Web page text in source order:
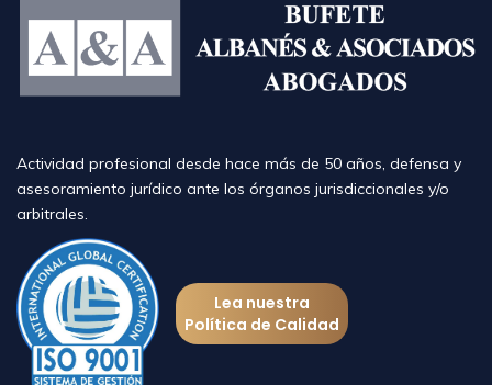
Actividad profesional desde hace más de 50 años, defensa y
asesoramiento jurídico ante los órganos jurisdiccionales y/o
arbitrales.
Lea nuestra
Política de Calidad